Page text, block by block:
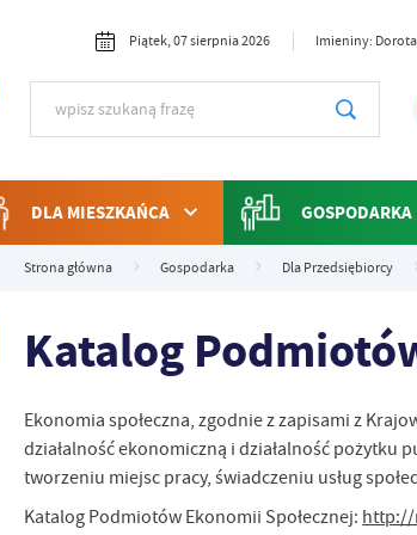
Piątek, 07 sierpnia 2026 Imieniny:
DLA MIESZKAŃCA GOSPODARKA
Strona główna Gospodarka Dla Przedsiębiorcy
Katalog
Ekonomia społeczna, zgodnie z zapisami z
działalność ekonomiczną i działalność pożytku
tworzeniu miejsc pracy, świadczeniu usług
Katalog Podmiotów Ekonomii Społecznej: http://